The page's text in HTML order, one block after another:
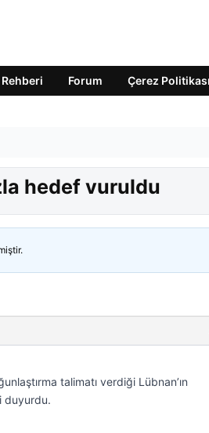
Forum Çerez Politikası
hedef vuruldu
talimatı verdiği Lübnan’ın
duyurdu.